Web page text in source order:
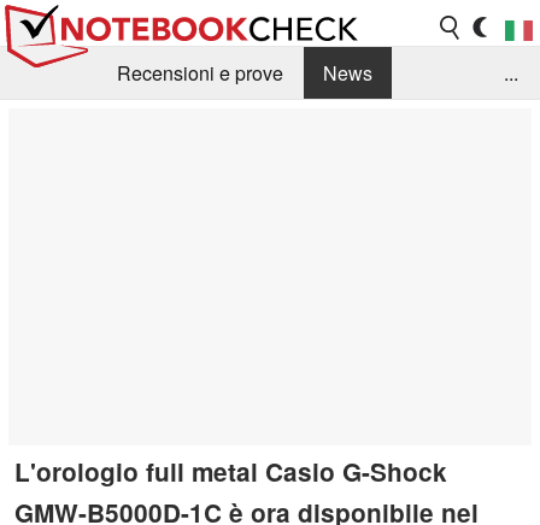
Recensioni e prove
News
...
L'orologio full metal Casio G-Shock
GMW-B5000D-1C è ora disponibile nel